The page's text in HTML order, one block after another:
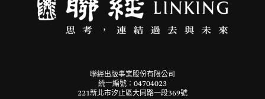
聯經出版事業股份有限公司
統一編號：04704023
221新北市汐止區大同路一段369號